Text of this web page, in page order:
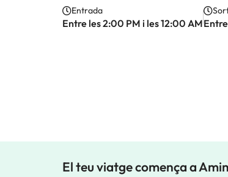
Entrada
Entre les 2:00 PM i les 12:00 AM
El teu viatge comença a